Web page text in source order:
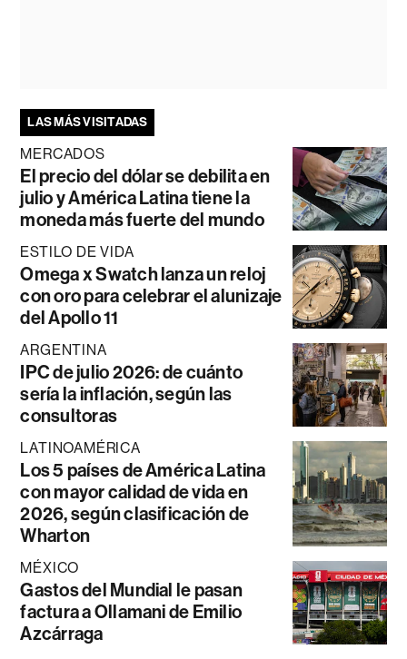
LAS MÁS VISITADAS
MERCADOS
El precio del dólar se debilita en
julio y América Latina tiene la
moneda más fuerte del mundo
ESTILO DE VIDA
Omega x Swatch lanza un reloj
con oro para celebrar el alunizaje
del Apollo 11
ARGENTINA
IPC de julio 2026: de cuánto
sería la inflación, según las
consultoras
LATINOAMÉRICA
Los 5 países de América Latina
con mayor calidad de vida en
2026, según clasificación de
Wharton
MÉXICO
Gastos del Mundial le pasan
factura a Ollamani de Emilio
Azcárraga